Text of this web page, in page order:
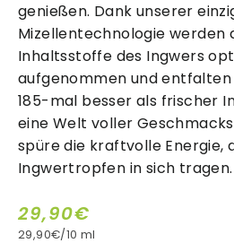
genießen. Dank unserer
Mizellentechnologie werden
Inhaltsstoffe des Ingwers
aufgenommen und entfalten
185-mal besser als frischer
eine Welt voller
spüre die kraftvolle Energie,
Ingwertropfen in sich tragen.
29,90€
29,90€/10 ml